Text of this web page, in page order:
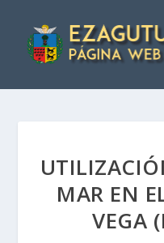
MAR EN
VEGA